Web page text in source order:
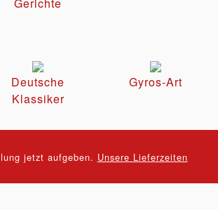
Gerichte
Deutsche
Klassiker
Gyros-Art
jetzt aufgeben. Unsere Lieferzeiten